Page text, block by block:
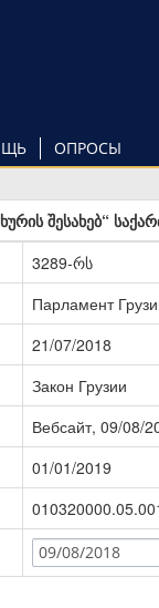
ОПРОСЫ
შესახებ“
3289-რს
Парламент
21/07/2018
Закон Грузии
Вебсайт, 09/08/
01/01/2019
09/08/2018